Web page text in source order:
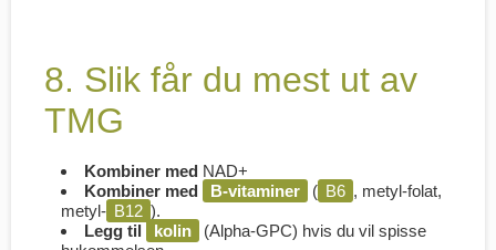
8. Slik får du mest ut av
TMG
Kombiner med NAD+
Kombiner med
B-vitaminer ( B6 , metyl-folat,
metyl- B12 ).
Legg til
kolin
(Alpha-GPC) hvis du vil spisse